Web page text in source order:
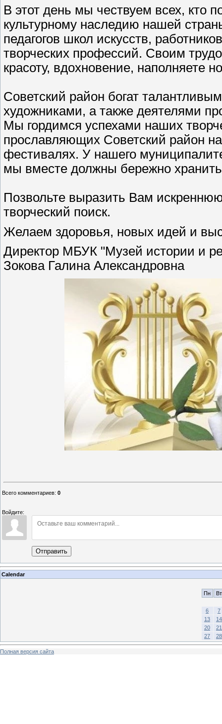
В этот день мы чествуем всех, кто
культурному наследию нашей
педагогов школ искусств,
творческих профессий. Своим
красоту, вдохновение, наполняете
Советский район богат
художниками, а также деятелями
Мы гордимся успехами наших
прославляющих Советский район
фестивалях. У нашего
мы вместе должны бережно
Позвольте выразить Вам
творческий поиск.
Желаем здоровья, новых идей и
Директор МБУК "Музей истории и
Зокова Галина Александровна
Всего комментариев: 0
Войдите:
Отправить
Calendar
Пн Вт
6
7
13
14
20
21
27
28
Полная версия сайта